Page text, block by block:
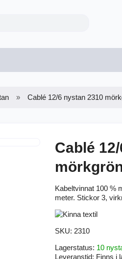
Cablé 12/6 nystan 2310
Cablé
Kabeltvinnat 100 %
meter. Stickor 3,
SKU: 2310
Lagerstatus: 10
Leveranstid: Finns i